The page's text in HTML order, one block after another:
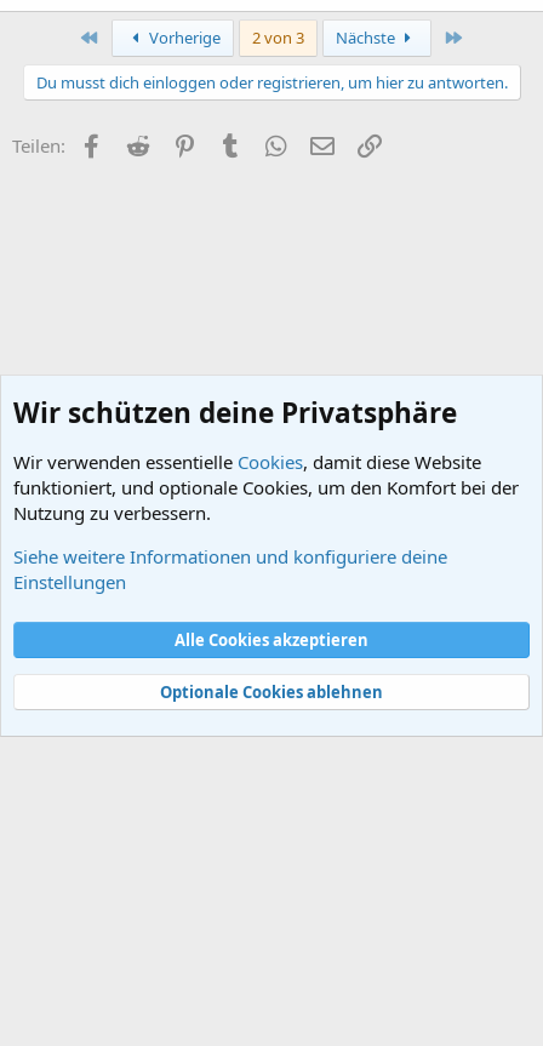
Erste Vorherige 2 von 3 Nächste
Du musst dich einloggen oder registrieren, um hier zu antworten.
Teilen: Facebook
Reddit PinterestTumblr WhatsApp
E-Mail
Frühzeit des Menschen
Nutzungsbedingungen
Datenschutz
Hilfe und Impressum
Start
R
S
Community platform by XenForo® © 2010-2024 XenForo Ltd.
Wir schützen deine Privatsphäre
Wir verwenden essentielle Cookies, damit diese Website
funktioniert, und optionale Cookies, um den Komfort bei der
Nutzung zu verbessern.
Siehe weitere Informationen und konfiguriere deine
Einstellungen
Alle Cookies akzeptieren
Optionale Cookies ablehnen